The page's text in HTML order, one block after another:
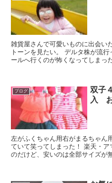
雑貨屋さんで可愛いものに出会い
トーンを見たい。 デルタ株が流行ってからより一層ショッピングモ
ールへ行くのが怖くなってしまった。 買い物に連れて行くと
ブログ
双子
入 お
左がふくちゃん用右がまるちゃん
ていて笑ってしまった！ 楽天・アマゾンで双子の水着を探していた
のだけど、安いのは全部サイズが無い